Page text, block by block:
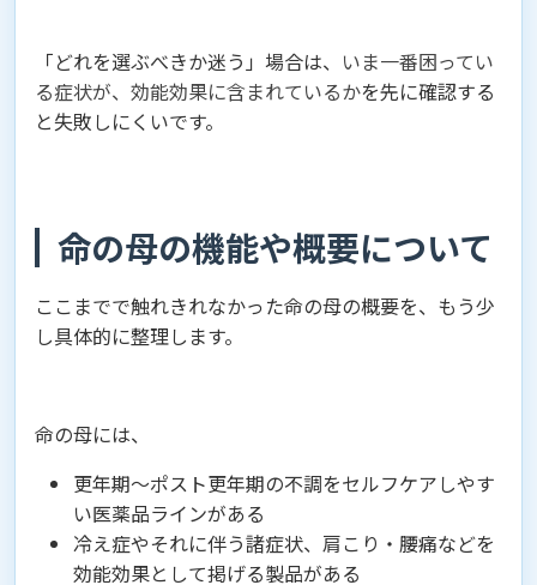
「どれを選ぶべきか迷う」場合は、 いま一番困ってい
る症状が、効能効果に含まれているかを先に確認する
と失敗しにくいです。
命の母の機能や概要について
ここまでで触れきれなかった命の母の概要を、もう少
し具体的に整理します。
命の母には、
更年期〜ポスト更年期の不調をセルフケアしやす
い医薬品ラインがある
冷え症やそれに伴う諸症状、肩こり・腰痛などを
効能効果として掲げる製品がある